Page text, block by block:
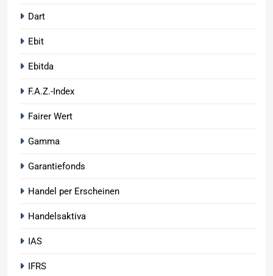
Dart
Ebit
Ebitda
F.A.Z.-Index
Fairer Wert
Gamma
Garantiefonds
Handel per Erscheinen
Handelsaktiva
IAS
IFRS